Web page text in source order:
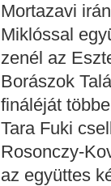
Mortazavi
Miklóssal
zenél az
Borászok
fináléját
Tara Fuki
Rosonczy-
az együttes